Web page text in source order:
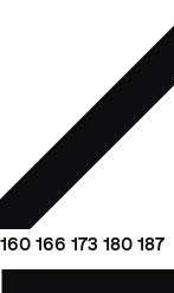
160 166 173 180 187